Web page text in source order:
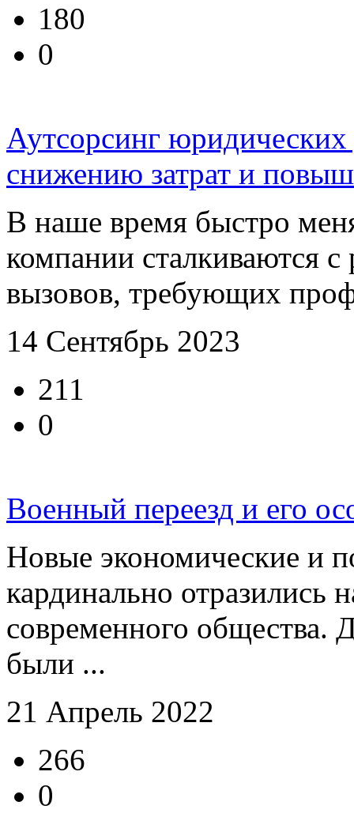
180
0
Аутсорсинг
снижению затрат и
В наше время быстро
компании сталкиваются
вызовов, требующих
14 Сентябрь 2023
211
0
Военный переезд и его
Новые экономические и
кардинально отразились
современного общества.
были ...
21 Апрель 2022
266
0